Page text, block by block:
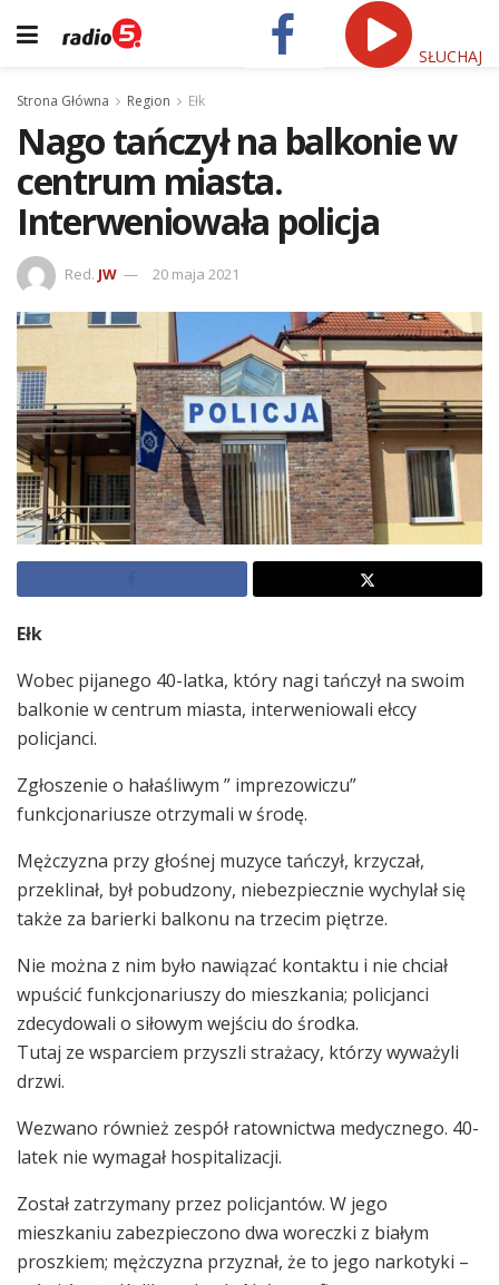
SŁUCHAJ
Strona Główna Region Ełk
Nago tańczył na balkonie w
centrum miasta.
Interweniowała policja
Red. JW 20 maja 2021
Ełk
Wobec pijanego 40-latka, który nagi tańczył na swoim
balkonie w centrum miasta, interweniowali ełccy
policjanci.
Zgłoszenie o hałaśliwym ” imprezowiczu”
funkcjonariusze otrzymali w środę.
Mężczyzna przy głośnej muzyce tańczył, krzyczał,
przeklinał, był pobudzony, niebezpiecznie wychylał się
także za barierki balkonu na trzecim piętrze.
Nie można z nim było nawiązać kontaktu i nie chciał
wpuścić funkcjonariuszy do mieszkania; policjanci
zdecydowali o siłowym wejściu do środka.
Tutaj ze wsparciem przyszli strażacy, którzy wyważyli
drzwi.
Wezwano również zespół ratownictwa medycznego. 40-
latek nie wymagał hospitalizacji.
Został zatrzymany przez policjantów. W jego
mieszkaniu zabezpieczono dwa woreczki z białym
proszkiem; mężczyzna przyznał, że to jego narkotyki –